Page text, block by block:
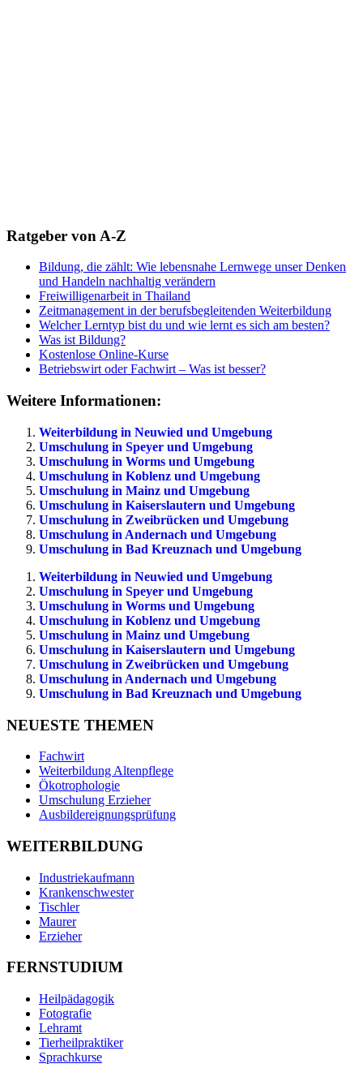
Ratgeber von A-Z
Bildung, die zählt: Wie lebensnahe Lernwege unser Denken
und Handeln nachhaltig verändern
Freiwilligenarbeit in Thailand
Zeitmanagement in der berufsbegleitenden Weiterbildung
Welcher Lerntyp bist du und wie lernt es sich am besten?
Was ist Bildung?
Kostenlose Online-Kurse
Betriebswirt oder Fachwirt – Was ist besser?
Weitere Informationen:
Weiterbildung in Neuwied und Umgebung
Umschulung in Speyer und Umgebung
Umschulung in Worms und Umgebung
Umschulung in Koblenz und Umgebung
Umschulung in Mainz und Umgebung
Umschulung in Kaiserslautern und Umgebung
Umschulung in Zweibrücken und Umgebung
Umschulung in Andernach und Umgebung
Umschulung in Bad Kreuznach und Umgebung
Weiterbildung in Neuwied und Umgebung
Umschulung in Speyer und Umgebung
Umschulung in Worms und Umgebung
Umschulung in Koblenz und Umgebung
Umschulung in Mainz und Umgebung
Umschulung in Kaiserslautern und Umgebung
Umschulung in Zweibrücken und Umgebung
Umschulung in Andernach und Umgebung
Umschulung in Bad Kreuznach und Umgebung
NEUESTE THEMEN
Fachwirt
Weiterbildung Altenpflege
Ökotrophologie
Umschulung Erzieher
Ausbildereignungsprüfung
WEITERBILDUNG
Industriekaufmann
Krankenschwester
Tischler
Maurer
Erzieher
FERNSTUDIUM
Heilpädagogik
Fotografie
Lehramt
Tierheilpraktiker
Sprachkurse